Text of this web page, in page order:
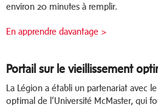
environ 20 minutes à remplir.
En apprendre davantage >
Portail sur le vieillissement
La Légion a établi un partenariat avec
optimal de l’Université McMaster, qui